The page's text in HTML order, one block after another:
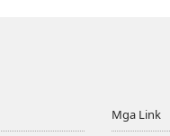
Mga Link